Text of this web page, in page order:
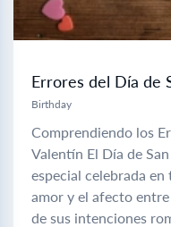
Errores del Día de
Birthday
Comprendiendo los
Valentín El Día de
especial celebrada
amor y el afecto
de sus intenciones